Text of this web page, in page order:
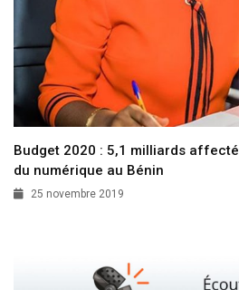
Budget 2020 : 5,1 milliards
du numérique au Bénin
25 novembre 2019